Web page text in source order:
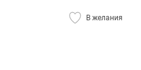
В желания